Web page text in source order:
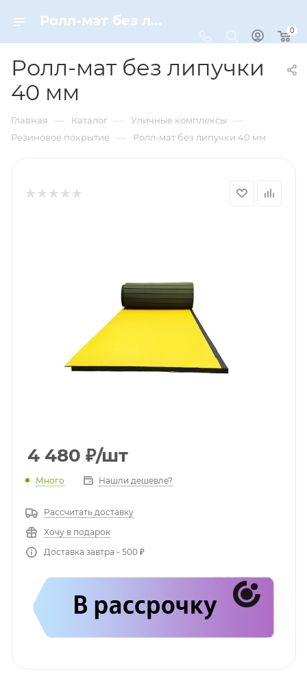
Ролл-мат без липучки 40 мм – купить по цене 4480 руб. в интернет-магазине Dynamic-Sport
0
Ролл-мат без липучки
40 мм
Главная — Каталог — Уличные комплексы —
Резиновое покрытие — Ролл-мат без липучки 40 мм
4 480 ₽/шт
Много Нашли дешевле?
Рассчитать доставку
Хочу в подарок
Доставка завтра - 500 ₽